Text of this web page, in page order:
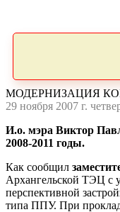
МОДЕРНИЗАЦИЯ
29 ноября 2007 г.
И.о. мэра Виктор
2008-2011 годы.
Как сообщил
Архангельской ТЭЦ с
перспективной
типа ППУ. При